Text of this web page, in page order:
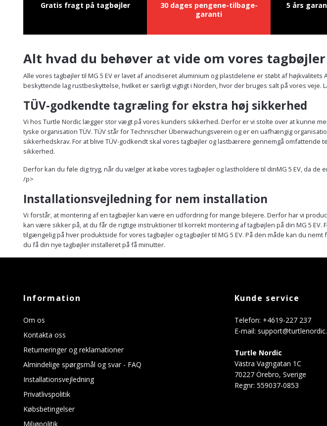
Gratis fragt på tagbøjler
30 dages pengene-tilbage-
garanti
5 års
Alt hvad du behøver at vide om vores tagbøjler
Alle vores tagbøjler til MG 5 EV er lavet af anodiseret aluminium og plastdelene er støbt af
beskyttende lag rustbeskyttelse, hvilket er særligt vigtigt i Norden, hvor der bruges salt på vores veje.
TÜV-godkendte tagræling for ekstra høj sikkerhed
Vi hos Turtle Nordic lægger stor vægt på vores kunders sikkerhed. Derfor er vi stolte over at kunne
tyske organisation TÜV. TÜV står for Technischer Überwachungsverein og er en uafhængig
sikkerhedskrav. For at blive TÜV-godkendt skal vores tagbøjler og lastbærere gennemgå
sikkerhed.
Derfor kan du føle dig tryg, når du vælger at købe vores tagbøjler og lastholdere til dinMG 5 EV, da
/p>
Installationsvejledning for nem installation
Vi forstår, at montering af en tagbøjler kan være en udfordring for mange bilejere. Derfor har vi
kan være sikker på, at du får de rigtige instruktioner til korrekt montering af tagbøjlen på din MG 5
tilgængelig på hver produktside for vores tagbøjler og tagbøjler til MG 5 EV. På den måde kan du
du få din nye tagbøjler installeret på få minutter.
Information
Om os
Kontakta oss
Returneringer og reklamationer
Almindelige spørgsmål og svar - FAQ
Installationsvejledning
Privatlivspolitik
Købsbetingelser
Miljøpolitik
Kunde service
Telefon: +4619-227 237
E-mail:
Turtle Nordic
Västra Vagngatan 1C
70227 Örebro, Sverige
Regnr: 559037-0853